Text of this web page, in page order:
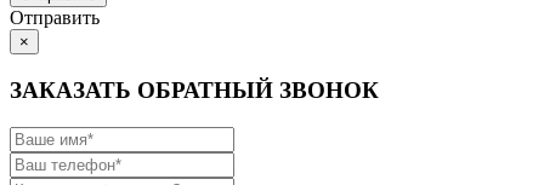
Отправить
×
ЗАКАЗАТЬ ОБРАТНЫЙ ЗВОНОК